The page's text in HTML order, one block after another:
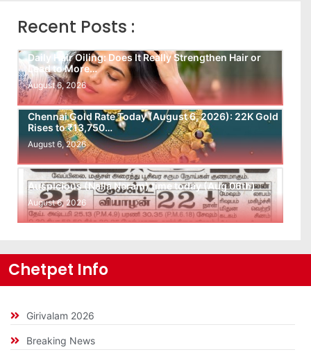
Recent Posts :
Daily Hair Oiling: Does It Really Strengthen Hair or
Lead to More…
August 6, 2026
Chennai Gold Rate Today (August 6, 2026): 22K Gold
Rises to ₹13,750…
August 6, 2026
Auspicious (Nalla Neram) time today (Aug 06th)
August 6, 2026
Chetpet Info
Girivalam 2026
Breaking News